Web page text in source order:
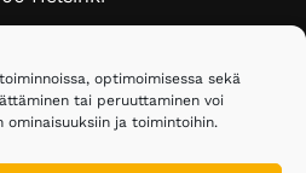
optimoimisessa sekä
tai peruuttaminen voi
ja toimintoihin.